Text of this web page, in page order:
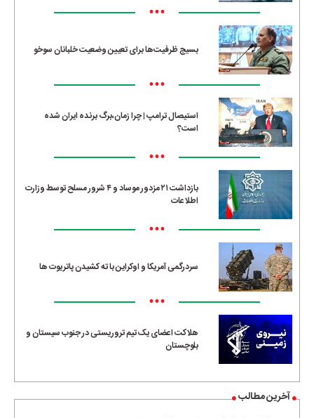
•••
بسیج ظرفیت‌ها برای تعیین وضعیت خلبانان سوخو
•••
استیصال ترامپ | چرا زمان،برگ برنده ایران شده
است؟
•••
بازداشت ۲۱ مزدور موساد و ۴ شرور مسلح توسط وزارت
اطلاعات
•••
سردرگمی آمریکا و اوکراین با ته کشیدن پاتریوت ها
•••
هلاکت اعضای یک تیم تروریستی در جنوب سیستان و
بلوچستان
آخرین مطالب